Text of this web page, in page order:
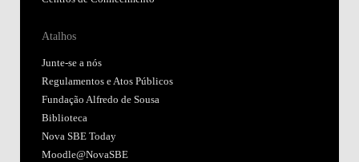
Atalhos
Junte-se a nós
Regulamentos e Atos Públicos
Fundação Alfredo de Sousa
Biblioteca
Nova SBE Today
Moodle@NovaSBE